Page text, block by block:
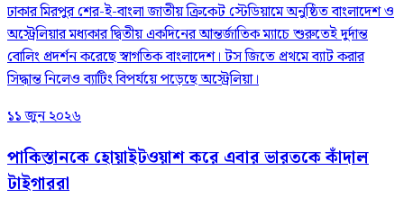
ঢাকার মিরপুর শের-ই-বাংলা জাতীয় ক্রিকেট স্টেডিয়ামে অনুষ্ঠিত বাংলাদেশ ও
অস্ট্রেলিয়ার মধ্যকার দ্বিতীয় একদিনের আন্তর্জাতিক ম্যাচে শুরুতেই দুর্দান্ত
বোলিং প্রদর্শন করেছে স্বাগতিক বাংলাদেশ। টস জিতে প্রথমে ব্যাট করার
সিদ্ধান্ত নিলেও ব্যাটিং বিপর্যয়ে পড়েছে অস্ট্রেলিয়া।
১১ জুন ২০২৬
পাকিস্তানকে হোয়াইটওয়াশ করে এবার ভারতকে কাঁদাল
টাইগাররা